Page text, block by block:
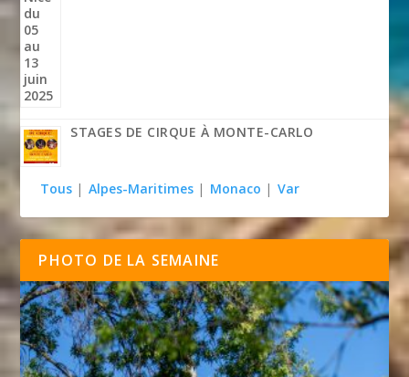
STAGES DE CIRQUE À MONTE-CARLO
Tous | Alpes-Maritimes | Monaco | Var
PHOTO DE LA SEMAINE